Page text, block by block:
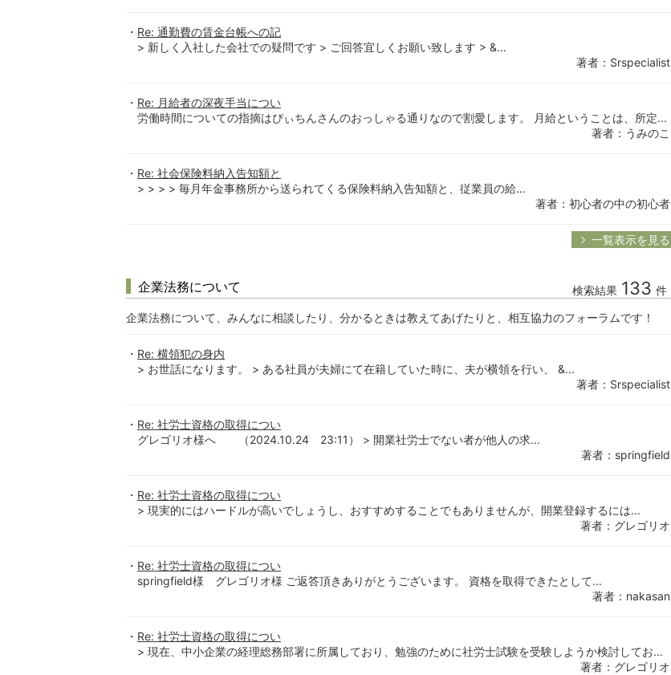
Re: 通勤費の賃金台帳への記
> 新しく入社した会社での疑問です > ご回答宜しくお願い致します > &...
著者：Srspecialist
Re: 月給者の深夜手当につい
労働時間についての指摘はぴぃちんさんのおっしゃる通りなので割愛します。 月給ということは、所定...
著者：うみのこ
Re: 社会保険料納入告知額と
> > > > 毎月年金事務所から送られてくる保険料納入告知額と、従業員の給...
著者：初心者の中の初心者
一覧表示を見る
企業法務について 検索結果 133 件
企業法務について、みんなに相談したり、分かるときは教えてあげたりと、相互協力のフォーラムです！
Re: 横領犯の身内
> お世話になります。 > ある社員が夫婦にて在籍していた時に、夫が横領を行い、 &...
著者：Srspecialist
Re: 社労士資格の取得につい
グレゴリオ様へ （2024.10.24 23:11） > 開業社労士でない者が他人の求...
著者：springfield
Re: 社労士資格の取得につい
> 現実的にはハードルが高いでしょうし、おすすめすることでもありませんが、開業登録するには...
著者：グレゴリオ
Re: 社労士資格の取得につい
springfield様 グレゴリオ様 ご返答頂きありがとうございます。 資格を取得できたとして...
著者：nakasan
Re: 社労士資格の取得につい
> 現在、中小企業の経理総務部署に所属しており、勉強のために社労士試験を受験しようか検討してお...
著者：グレゴリオ